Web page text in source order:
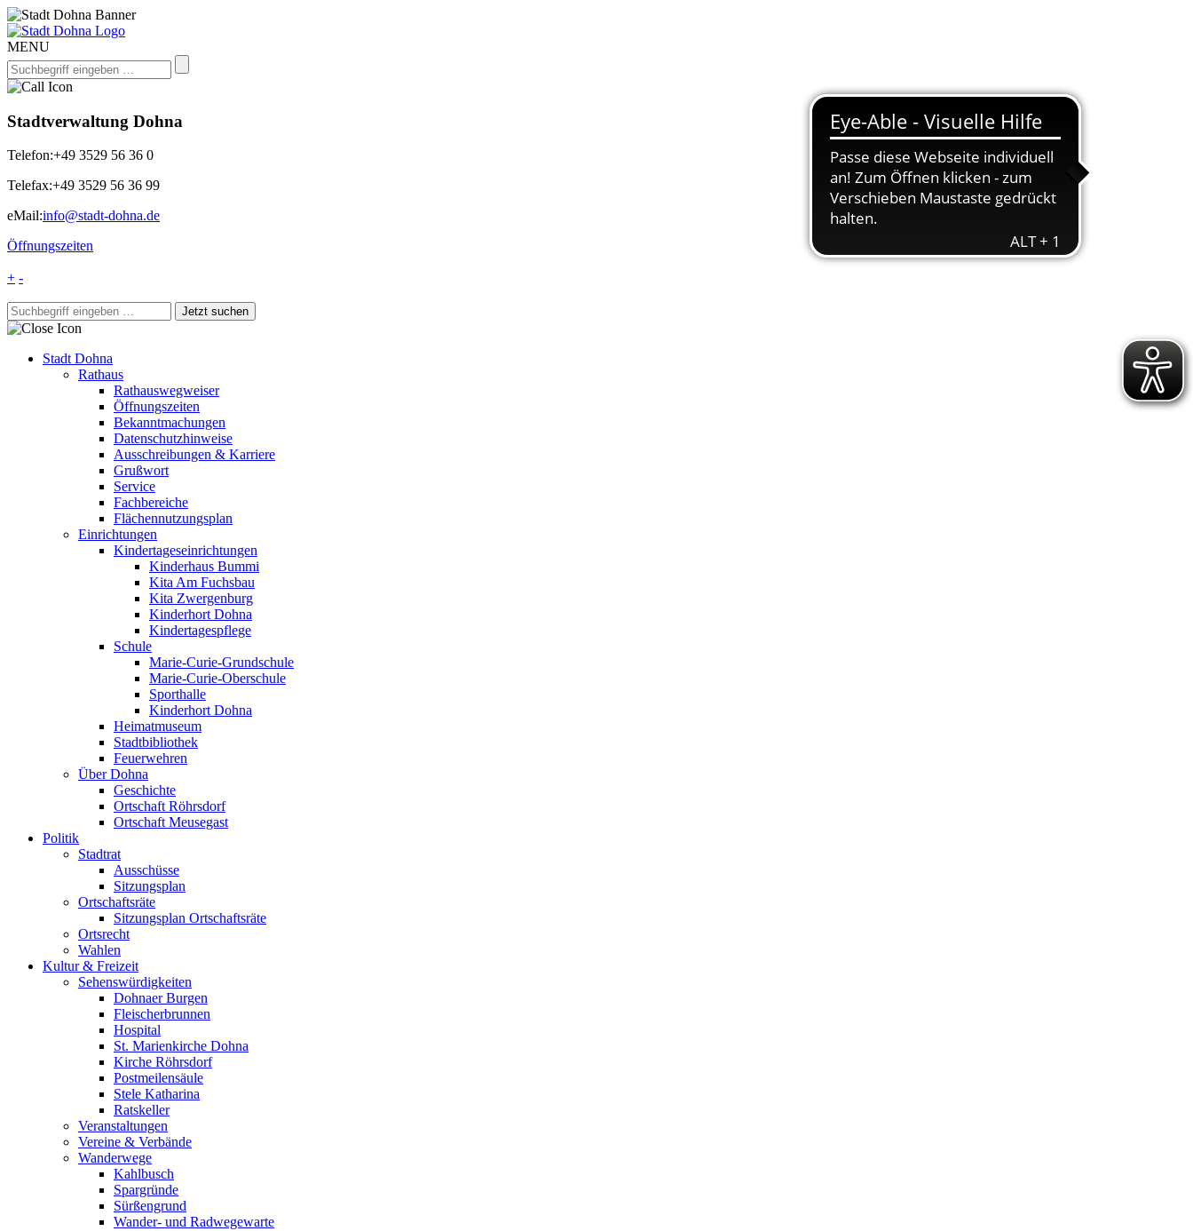
MENU
Stadtverwaltung Dohna
Telefon:+49 3529 56 36 0
Telefax:+49 3529 56 36 99
eMail:info@stadt-dohna.de
Öffnungszeiten
+ -
Stadt Dohna
Rathaus
Rathauswegweiser
Öffnungszeiten
Bekanntmachungen
Datenschutzhinweise
Ausschreibungen & Karriere
Grußwort
Service
Fachbereiche
Flächennutzungsplan
Einrichtungen
Kindertageseinrichtungen
Kinderhaus Bummi
Kita Am Fuchsbau
Kita Zwergenburg
Kinderhort Dohna
Kindertagespflege
Schule
Marie-Curie-Grundschule
Marie-Curie-Oberschule
Sporthalle
Kinderhort Dohna
Heimatmuseum
Stadtbibliothek
Feuerwehren
Über Dohna
Geschichte
Ortschaft Röhrsdorf
Ortschaft Meusegast
Politik
Stadtrat
Ausschüsse
Sitzungsplan
Ortschaftsräte
Sitzungsplan Ortschaftsräte
Ortsrecht
Wahlen
Kultur & Freizeit
Sehenswürdigkeiten
Dohnaer Burgen
Fleischerbrunnen
Hospital
St. Marienkirche Dohna
Kirche Röhrsdorf
Postmeilensäule
Stele Katharina
Ratskeller
Veranstaltungen
Vereine & Verbände
Wanderwege
Kahlbusch
Spargründe
Sürßengrund
Wander- und Radwegewarte